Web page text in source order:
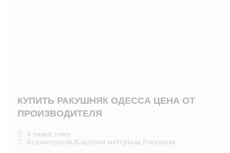
КУПИТЬ РАКУШНЯК ОДЕССА ЦЕНА ОТ
ПРОИЗВОДИТЕЛЯ
4 тижні тому
Будматеріали,Кладочні матеріали,Ракушняк